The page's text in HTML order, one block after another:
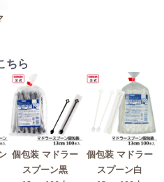
ちら
個包装 マドラー
スプーン黒
個包装 マドラー
スプーン白